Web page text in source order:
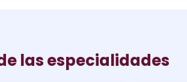
las especialidades